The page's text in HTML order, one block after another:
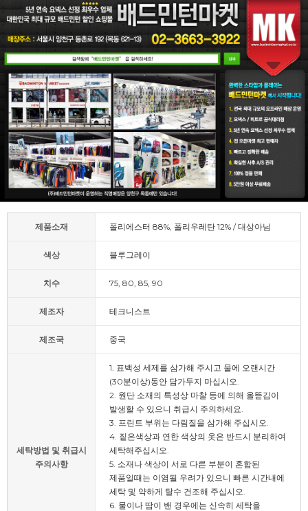
제품소재 폴리에스터 88%, 폴리우레탄 12% / 대상아님
색상 블루그레이
치수 75, 80, 85, 90
제조자 테크니스트
제조국 중국
세탁방법 및 취급시
주의사항
1. 표백성 세제를 삼가해 주시고 물에 오랜시간
(30분이상)동안 담가두지 마십시오.
2. 원단 소재의 특성상 마찰 등에 의해 올뜯김이
발생할 수 있으니 취급시 주의하세요.
3. 프린트 부위는 다림질을 삼가해 주십시오.
4. 짙은색상과 연한 색상의 옷은 반드시 분리하여
세탁해주십시오.
5. 소재나 색상이 서로 다른 부분이 혼합된
제품일때는 이염될 우려가 있으니 빠른 시간내에
세탁 및 약하게 탈수 건조해 주십시오.
6. 물이나 땀이 밴 경우에는 신속히 세탁을